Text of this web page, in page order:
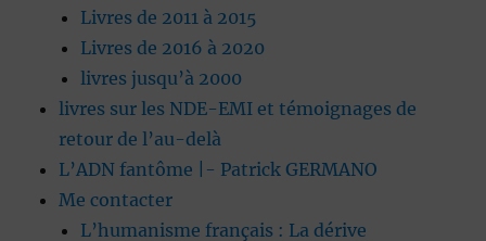
Livres de 2011 à 2015
Livres de 2016 à 2020
livres jusqu’à 2000
livres sur les NDE-EMI et témoignages de
retour de l’au-delà
L’ADN fantôme |- Patrick GERMANO
Me contacter
L’humanisme français : La dérive